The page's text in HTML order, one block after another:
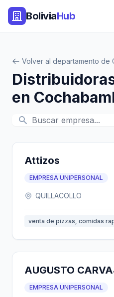
BoliviaHub
Volver al departamento de
en
Attizos
EMPRESA UNIPERSONAL
QUILLACOLLO
venta de pizzas, comidas
AUGUSTO
EMPRESA UNIPERSONAL